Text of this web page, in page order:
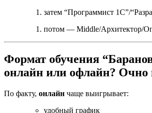
затем “Программист 1С”/
потом — Middle/Архитектор/
Формат обучения
онлайн или офлайн? Очно
По факту, онлайн чаще выигрывает:
удобный график